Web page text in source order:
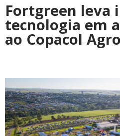
Fortgreen leva
tecnologia em
ao Copacol